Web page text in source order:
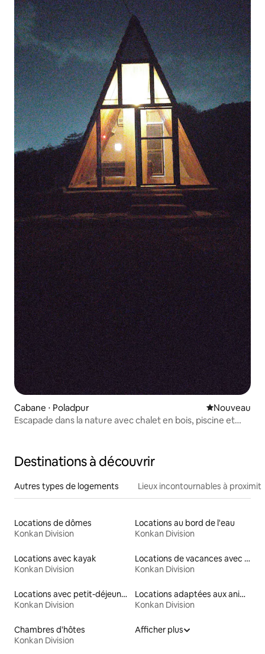
Cabane ⋅ Poladpur Nouvel
Nouveau
Escapade dans la nature avec chalet en bois, piscine et
Destinations à découvrir
Autres types de logements Lieux incontournables à
Locations de dômes
Konkan Division
Locations au bord de l'eau
Konkan Division
Locations avec kayak
Konkan Division
Locations de vacances avec piscine
Konkan Division
Locations avec petit-déjeuner
Konkan Division
Locations adaptées aux animaux
Konkan Division
Chambres d'hôtes
Konkan Division
Afficher plus